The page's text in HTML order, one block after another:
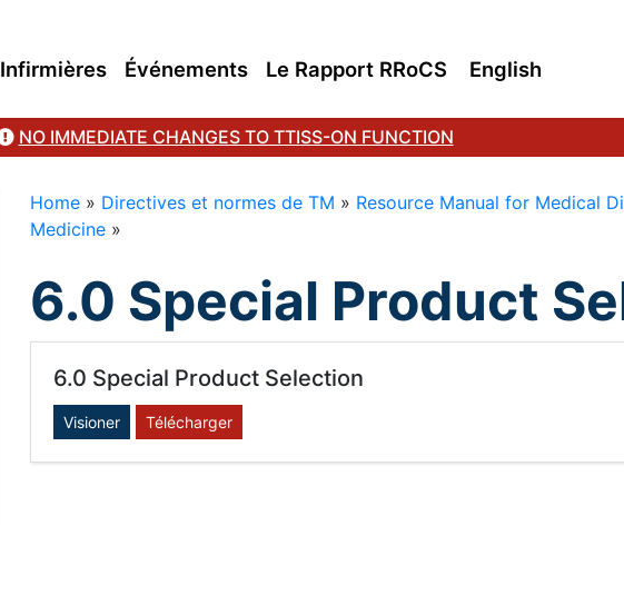
Infirmières Événements Le Rapport RRoCS English
NO IMMEDIATE CHANGES TO TTISS-ON FUNCTION
Home» Directives et normes de TM » Resource Manual for Medical
Medicine»
6.0 Special Product
6.0 Special Product Selection
Visioner Télécharger